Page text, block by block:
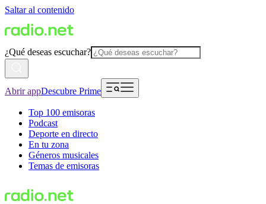
Saltar al contenido
¿Qué deseas escuchar?
Abrir appDescubre Prime
Top 100 emisoras
Podcast
Deporte en directo
En tu zona
Géneros musicales
Temas de emisoras